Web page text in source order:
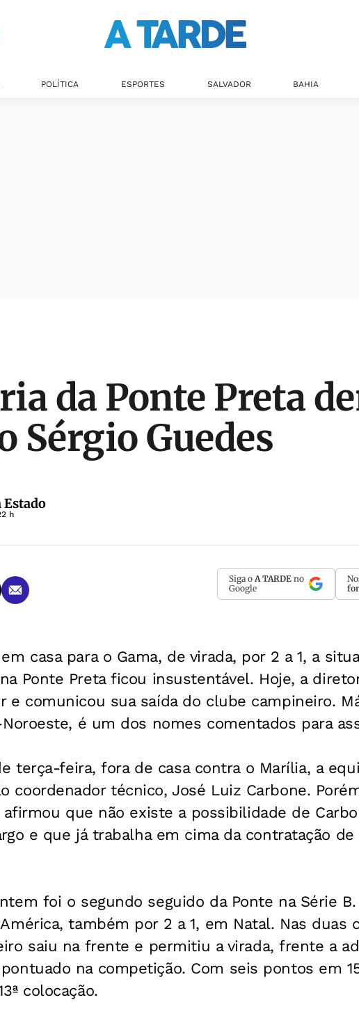
POLÍTICA ESPORTES SALVADOR BAHIA
da Ponte Preta
Sérgio Guedes
Estado
h
Siga o A TARDE no
Google
casa para o Gama, de virada, por 2 a 1, a
Ponte Preta ficou insustentável. Hoje, a
e comunicou sua saída do clube campineiro.
é um dos nomes comentados para
terça-feira, fora de casa contra o Marília, a
coordenador técnico, José Luiz Carbone.
afirmou que não existe a possibilidade de
e que já trabalha em cima da contratação
foi o segundo seguido da Ponte na Série B.
também por 2 a 1, em Natal. Nas duas
saiu na frente e permitiu a virada, frente a
na competição. Com seis pontos em
colocação.